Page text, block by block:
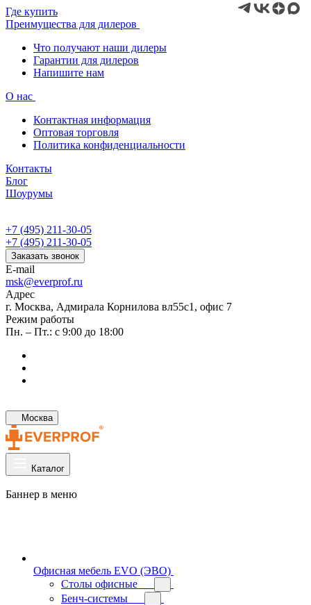
Где купить
Преимущества для дилеров
Что получают наши дилеры
Гарантии для дилеров
Напишите нам
О нас
Контактная информация
Оптовая торговля
Политика конфиденциальности
Контакты
Блог
Шоурумы
+7 (495) 211-30-05
+7 (495) 211-30-05
Заказать звонок
E-mail
msk@everprof.ru
Адрес
г. Москва, Адмирала Корнилова вл55с1, офис 7
Режим работы
Пн. – Пт.: с 9:00 до 18:00
Москва
Каталог
Баннер в меню
Офисная мебель EVO (ЭВО)
Cтолы офисные
Бенч-системы